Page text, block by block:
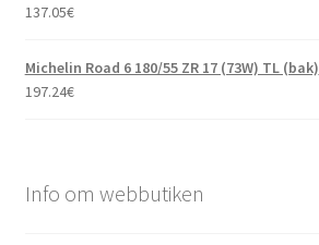
137.05€
Michelin Road 6 180/55 ZR 17 (73W) TL (bak)
197.24€
Info om webbutiken